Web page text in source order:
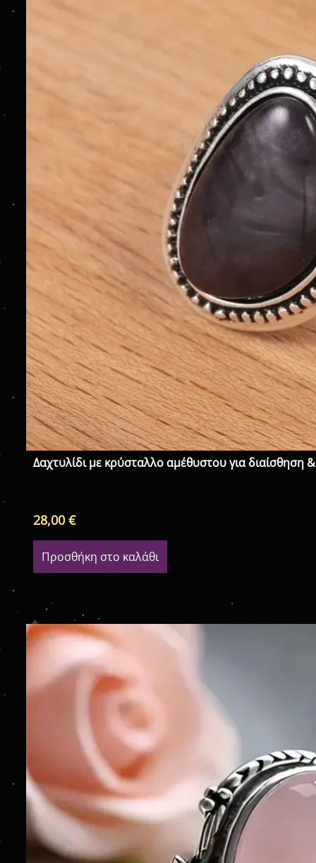
Δαχτυλίδι με κρύσταλλο αμέθυστου για διαίσθηση
28,00€
Προσθήκη στο καλάθι